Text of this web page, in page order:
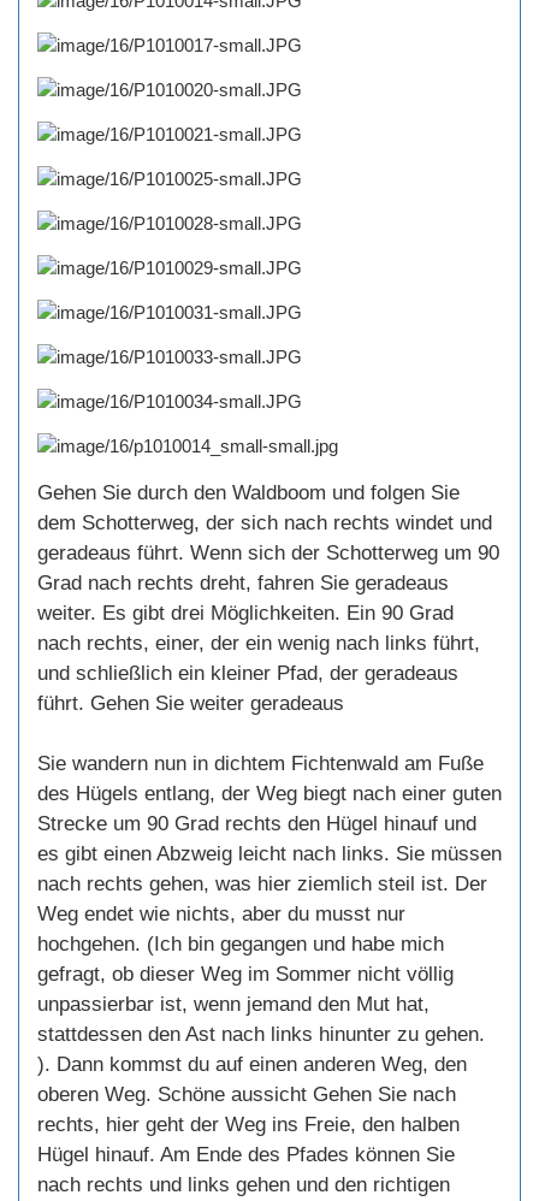
Gehen Sie durch den Waldboom und folgen Sie
dem Schotterweg, der sich nach rechts windet und
geradeaus führt. Wenn sich der Schotterweg um 90
Grad nach rechts dreht, fahren Sie geradeaus
weiter. Es gibt drei Möglichkeiten. Ein 90 Grad
nach rechts, einer, der ein wenig nach links führt,
und schließlich ein kleiner Pfad, der geradeaus
führt. Gehen Sie weiter geradeaus
Sie wandern nun in dichtem Fichtenwald am Fuße
des Hügels entlang, der Weg biegt nach einer guten
Strecke um 90 Grad rechts den Hügel hinauf und
es gibt einen Abzweig leicht nach links. Sie müssen
nach rechts gehen, was hier ziemlich steil ist. Der
Weg endet wie nichts, aber du musst nur
hochgehen. (Ich bin gegangen und habe mich
gefragt, ob dieser Weg im Sommer nicht völlig
unpassierbar ist, wenn jemand den Mut hat,
stattdessen den Ast nach links hinunter zu gehen.
). Dann kommst du auf einen anderen Weg, den
oberen Weg. Schöne aussicht Gehen Sie nach
rechts, hier geht der Weg ins Freie, den halben
Hügel hinauf. Am Ende des Pfades können Sie
nach rechts und links gehen und den richtigen